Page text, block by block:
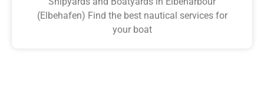
(Elbehafen) Find the best nautical services for
your boat